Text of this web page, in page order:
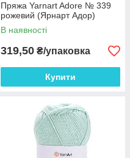
Пряжа Yarnart Adore № 339
рожевий (Ярнарт Адор)
В наявності
319,50 ₴/упаковка
Купити